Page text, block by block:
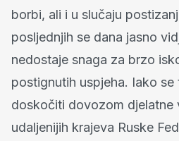
borbi, ali i u slučaju
posljednjih se dana jasno
nedostaje snaga za brzo
postignutih uspjeha. Iako se
doskočiti dovozom djelatne
udaljenijih krajeva Ruske